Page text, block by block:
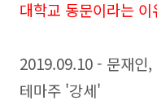
대학교 동문이라는
2019.09.10 - 문재인,
테마주 '강세'